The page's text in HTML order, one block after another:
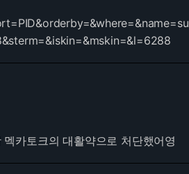
카토크의 대활약으로 처단했어영